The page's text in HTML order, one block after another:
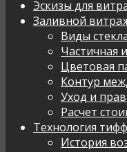
Эскизы для
Заливной
Виды
Частичная
Цветовая
Контур
Уход и
Расчет
Технология
История